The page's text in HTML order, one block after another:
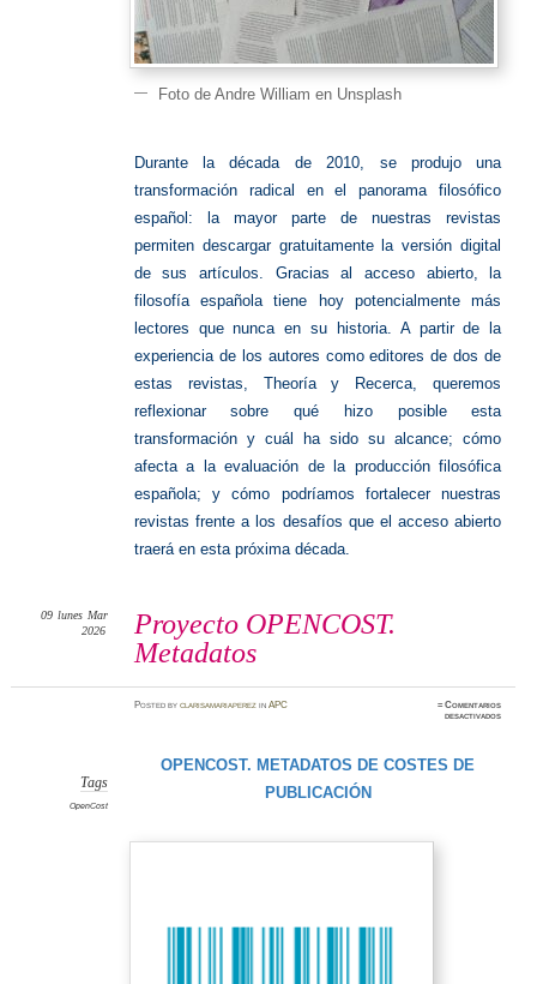
Foto de Andre William en Unsplash
Durante la década de 2010, se produjo una
transformación radical en el panorama filosófico
español: la mayor parte de nuestras revistas
permiten descargar gratuitamente la versión digital
de sus artículos. Gracias al acceso abierto, la
filosofía española tiene hoy potencialmente más
lectores que nunca en su historia. A partir de la
experiencia de los autores como editores de dos de
estas revistas, Theoría y Recerca, queremos
reflexionar sobre qué hizo posible esta
transformación y cuál ha sido su alcance; cómo
afecta a la evaluación de la producción filosófica
española; y cómo podríamos fortalecer nuestras
revistas frente a los desafíos que el acceso abierto
traerá en esta próxima década.
Proyecto OPENCOST.
Metadatos
09 lunes Mar
2026
Postedbyclarisamariaperez inAPC ≈Comentarios
desactivadosen
Tags
OpenCost
OPENCOST. METADATOS DE COSTES DE
PUBLICACIÓN